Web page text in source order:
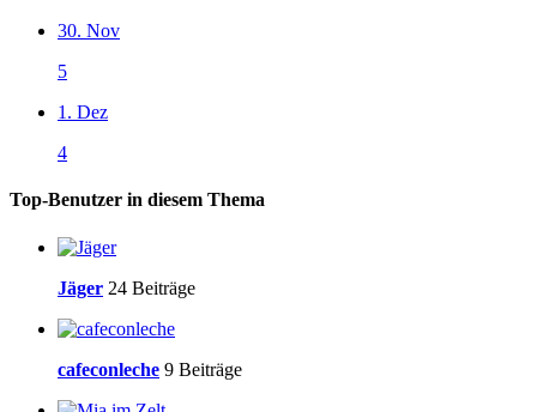
30. Nov
5
1. Dez
4
Top-Benutzer in diesem Thema
Jäger 24 Beiträge
cafeconleche 9 Beiträge